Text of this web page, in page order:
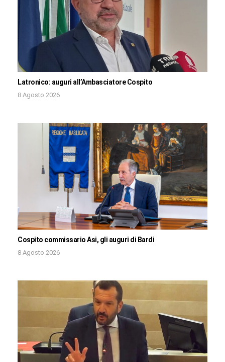
Latronico: auguri all’Ambasciatore Cospito
8 Agosto 2026
Cospito commissario Asi, gli auguri di Bardi
8 Agosto 2026